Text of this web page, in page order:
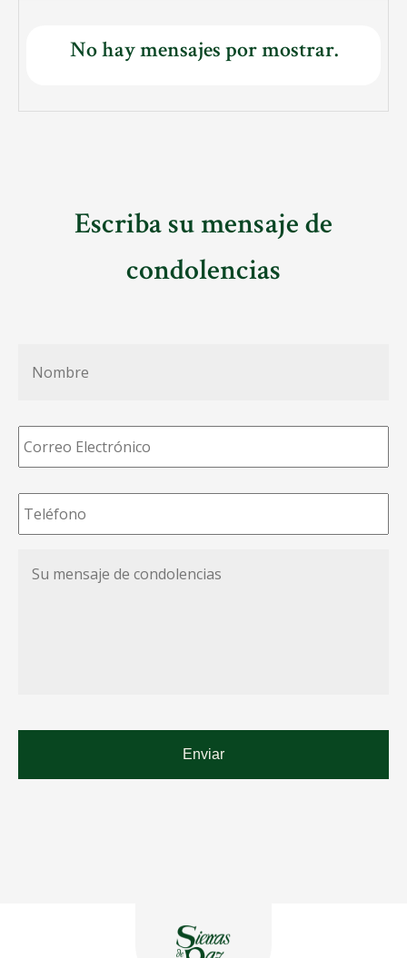
No hay mensajes por mostrar.
Escriba su mensaje de
condolencias
Correo
Electrónico *
Teléfono *
mensaje